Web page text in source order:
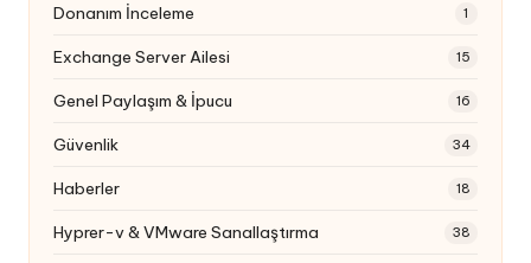
Donanım İnceleme 1
Exchange Server Ailesi 15
Genel Paylaşım & İpucu 16
Güvenlik 34
Haberler 18
Hyprer-v & VMware Sanallaştırma 38